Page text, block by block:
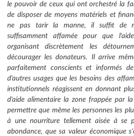
le pouvoir de ceux qui ont orchestré la
de disposer de moyens matériels et
ne pas tarir la manne, il suffit de
suffisamment affamée pour que
organisant discrètement les
décourager les donateurs. Il arrive
parfaitement conscients et informés
d'autres usages que les besoins des
institutionnels réagissent en donnant
d'aide alimentaire la zone frappée par
permettre que même les personnes les
à une nourriture tellement aisée à se
abondance, que sa valeur économique